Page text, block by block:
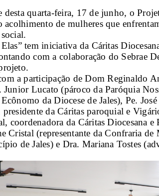
quarta-feira, 17 de junho, o
acolhimento de mulheres que
tem iniciativa da Cáritas
com a colaboração do Sebrae
a participação de Dom Reginaldo
Junior Lucato (pároco da Paróquia
da Diocese de Jales), Pe.
da Cáritas paroquial e
coordenadora da Cáritas Diocesana
Cristal (representante da Confraria
de Jales) e Dra. Mariana Tostes